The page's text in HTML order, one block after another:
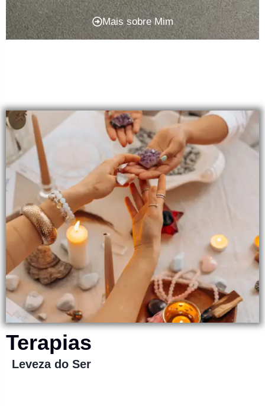
Mais sobre Mim
Terapias
Leveza do Ser